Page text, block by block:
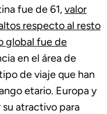
fue de 61,valor
respecto al resto
global fue de
en el área de
de viaje que han
etario. Europa y
atractivo para